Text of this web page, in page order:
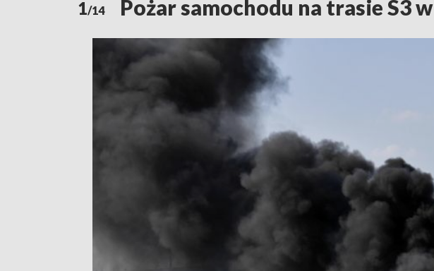
1/14 Pożar samochodu na trasie S3